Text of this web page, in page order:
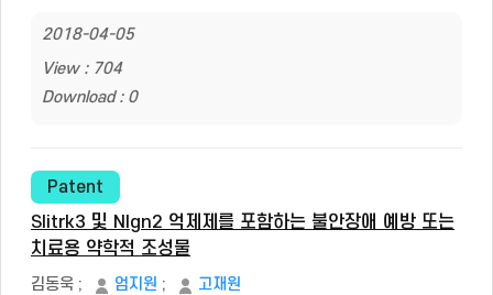
2018-04-05
View : 704
Download : 0
Patent
Slitrk3 및 Nlgn2 억제제를 포함하는 불안장애 예방 또는
치료용 약학적 조성물
김동욱 ; 엄지원 ; 고재원